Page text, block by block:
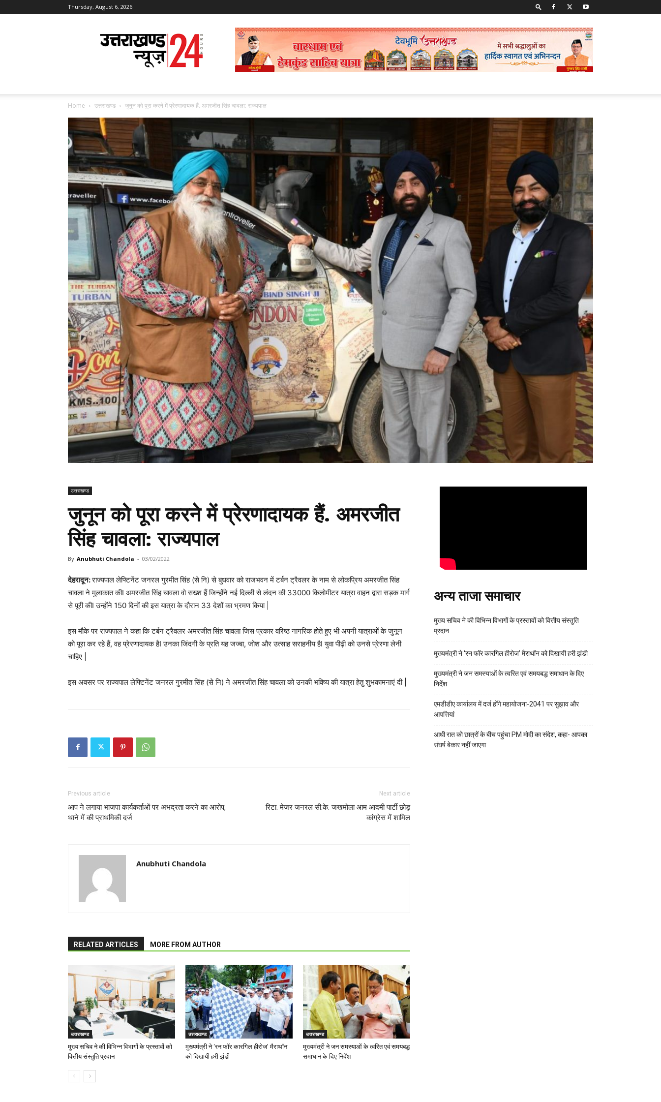
Thursday, August 6, 2026
Uttarakhand
News
24
Home उत्तराखण्ड जुनून को पूरा करने में प्रेरणादायक हैं. अमरजीत सिंह चावला: राज्यपाल
उत्तराखण्ड
जुनून को पूरा करने में प्रेरणादायक हैं. अमरजीत
सिंह चावला: राज्यपाल
By Anubhuti Chandola - 03/02/2022
देहरादून:राज्यपाल लेफ्टिनेंट जनरल गुरमीत सिंह (से नि) से बुधवार को राजभवन में टर्बन ट्रैवलर के नाम से लोकप्रिय अमरजीत सिंह
चावला ने मुलाकात कीI अमरजीत सिंह चावला वो सख्श हैं जिन्होंने नई दिल्ली से लंदन की 33000 किलोमीटर यात्रा वाहन द्वारा सड़क मार्ग
से पूरी कीI उन्होंने 150 दिनों की इस यात्रा के दौरान 33 देशों का भ्रमण किया |
इस मौके पर राज्यपाल ने कहा कि टर्बन ट्रैवलर अमरजीत सिंह चावला जिस प्रकार वरिष्ठ नागरिक होते हुए भी अपनी यात्राओं के जुनून
को पूरा कर रहे हैं, वह प्रेरणादायक हैI उनका जिंदगी के प्रति यह जज्बा, जोश और उत्साह सराहनीय हैI युवा पीढ़ी को उनसे प्रेरणा लेनी
चाहिए |
इस अवसर पर राज्यपाल लेफ्टिनेंट जनरल गुरमीत सिंह (से नि) ने अमरजीत सिंह चावला को उनकी भविष्य की यात्रा हेतु शुभकामनाएं दी |
Previous article
आप ने लगाया भाजपा कार्यकर्ताओं पर अभद्रता करने का आरोप,
थाने में की प्राथमिकी दर्ज
Next article
रिटा. मेजर जनरल सी.के. जखमोला आम आदमी पार्टी छोड़
कांग्रेस में शामिल
Anubhuti Chandola
RELATED ARTICLES MORE FROM AUTHOR
उत्तराखण्ड
मुख्य सचिव ने की विभिन्न विभागों के प्रस्तावों को
वित्तीय संस्तुति प्रदान
उत्तराखण्ड
मुख्यमंत्री ने ‘रन फॉर कारगिल हीरोज’ मैराथॉन
को दिखायी हरी झंडी
उत्तराखण्ड
मुख्यमंत्री ने जन समस्याओं के त्वरित एवं समयबद्ध
समाधान के दिए निर्देश
अन्य ताजा समाचार
मुख्य सचिव ने की विभिन्न विभागों के प्रस्तावों को वित्तीय संस्तुति
प्रदान
मुख्यमंत्री ने ‘रन फॉर कारगिल हीरोज’ मैराथॉन को दिखायी हरी झंडी
मुख्यमंत्री ने जन समस्याओं के त्वरित एवं समयबद्ध समाधान के दिए
निर्देश
एमडीडीए कार्यालय में दर्ज होंगे महायोजना-2041 पर सुझाव और
आपत्तियां
आधी रात को छात्रों के बीच पहुंचा PM मोदी का संदेश, कहा- आपका
संघर्ष बेकार नहीं जाएगा